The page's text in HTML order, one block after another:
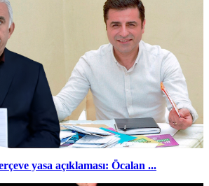
yasa açıklaması: Öcalan ...